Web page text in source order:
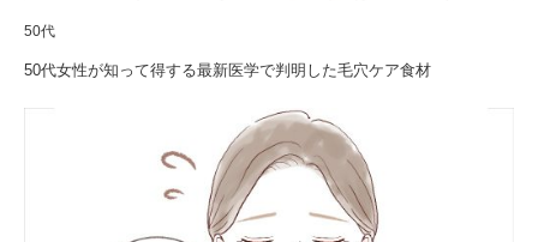
50代
50代女性が知って得する最新医学で判明した毛穴ケア食材